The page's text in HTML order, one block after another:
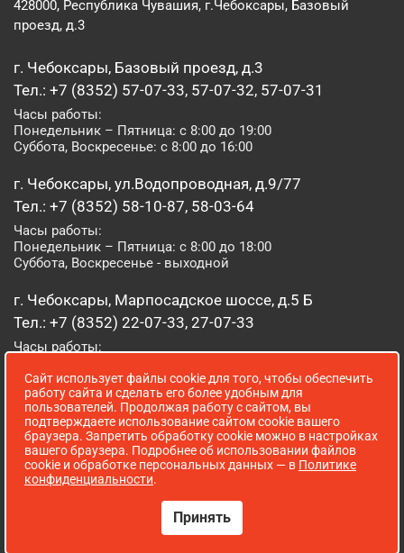
428000, Республика Чувашия, г.Чебоксары, Базовый
проезд, д.3
г. Чебоксары, Базовый проезд, д.3
Тел.: +7 (8352) 57-07-33, 57-07-32, 57-07-31
Часы работы:
Понедельник – Пятница: с 8:00 до 19:00
Суббота, Воскресенье: с 8:00 до 16:00
г. Чебоксары, ул.Водопроводная, д.9/77
Тел.: +7 (8352) 58-10-87, 58-03-64
Часы работы:
Понедельник – Пятница: с 8:00 до 18:00
Суббота, Воскресенье - выходной
г. Чебоксары, Марпосадское шоссе, д.5 Б
Тел.: +7 (8352) 22-07-33, 27-07-33
Часы работы:
Суббота, Воскресенье: с 8:00 до 16:00
г. Йошкар-Ола, ул. Луначарского, д. 52 А
Тел.: (8362) 41-07-31
Часы работы:
Понедельник – Пятница: с 8:00 до 18:00
Сопровождение сайта WebStroy
Сайт использует файлы cookie для того, чтобы обеспечить
работу сайта и сделать его более удобным для
пользователей. Продолжая работу с сайтом, вы
подтверждаете использование сайтом cookie вашего
браузера. Запретить обработку cookie можно в настройках
вашего браузера. Подробнее об использовании файлов
cookie и обработке персональных данных — в Политике
конфиденциальности.
Принять